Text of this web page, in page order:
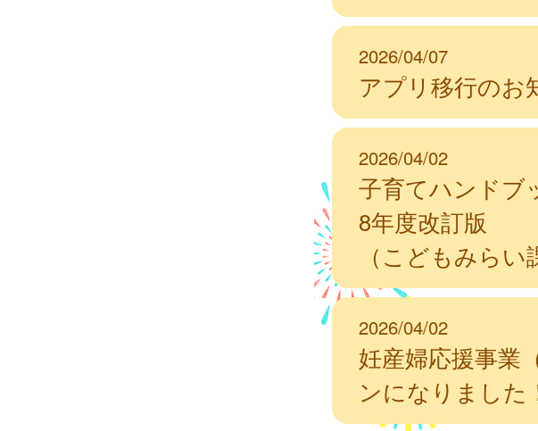
2026/04/07
アプリ移行のお
2026/04/02
子育てハンドブ
8年度改訂版
（こどもみらい
2026/04/02
妊産婦応援事業
ンになりました